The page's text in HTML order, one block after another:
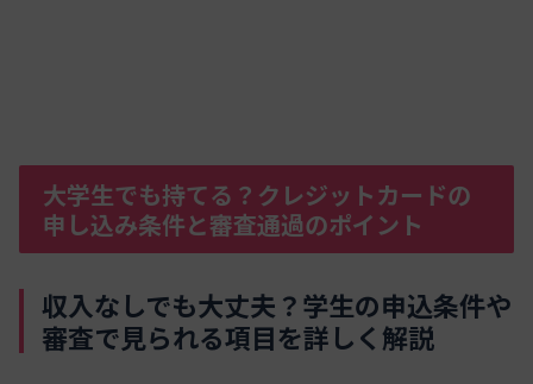
大学生でも持てる？クレジットカードの
申し込み条件と審査通過のポイント
収入なしでも大丈夫？学生の申込条件や
審査で見られる項目を詳しく解説